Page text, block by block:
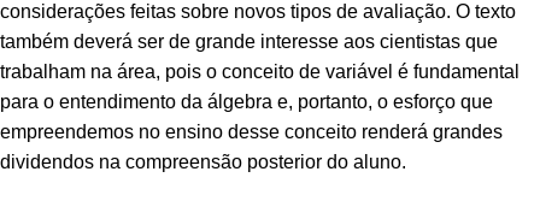
considerações feitas sobre novos tipos de avaliação. O texto
também deverá ser de grande interesse aos cientistas que
trabalham na área, pois o conceito de variável é fundamental
para o entendimento da álgebra e, portanto, o esforço que
empreendemos no ensino desse conceito renderá grandes
dividendos na compreensão posterior do aluno.